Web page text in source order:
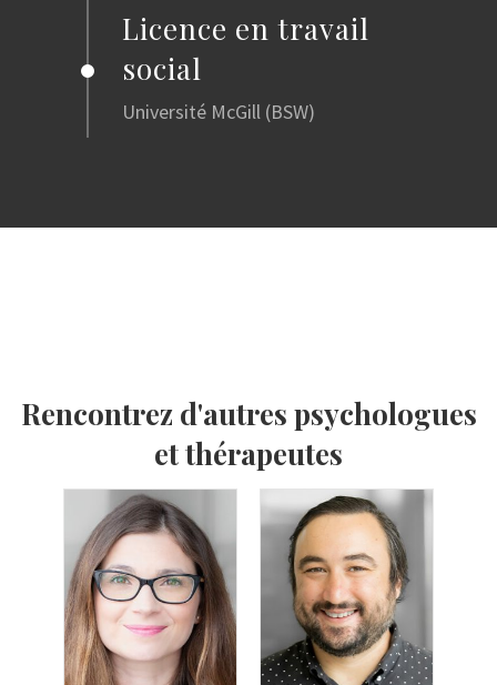
Licence en travail
social
Université McGill (BSW)
Rencontrez d'autres psychologues
et thérapeutes